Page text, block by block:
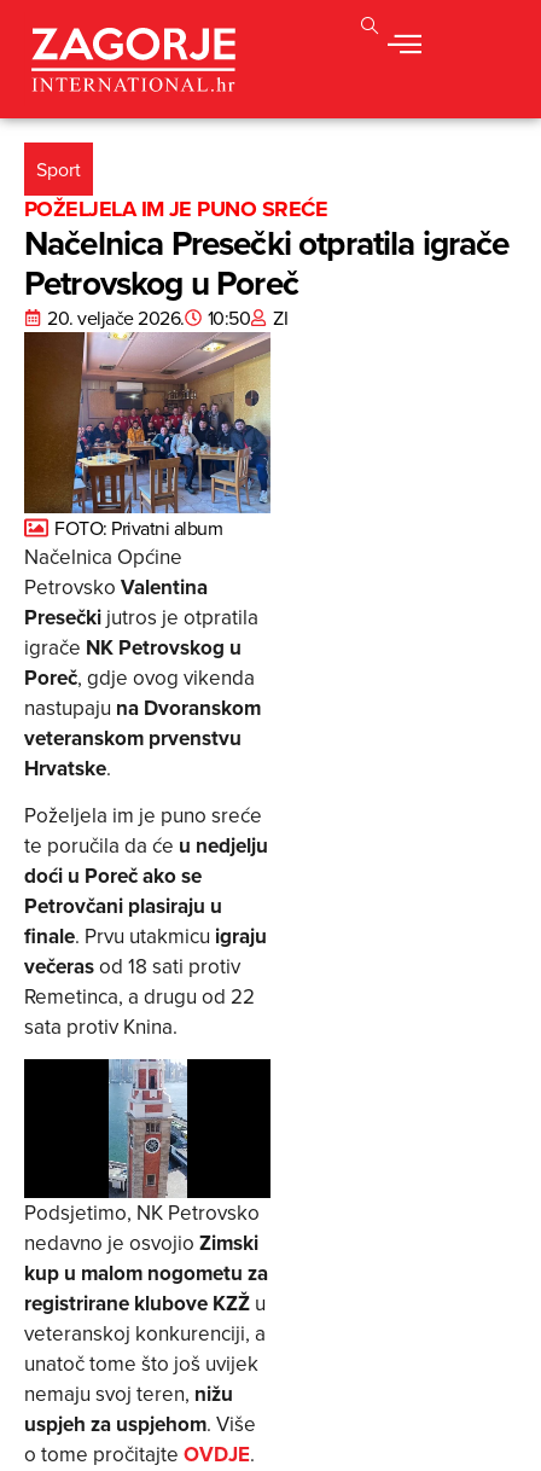
Sport
POŽELJELA IM JE PUNO SREĆE
Načelnica Presečki otpratila igrače
Petrovskog u Poreč
20. veljače 2026. 10:50 ZI
FOTO: Privatni album
Načelnica Općine
Petrovsko Valentina
Presečki jutros je otpratila
igrače NK Petrovskog u
Poreč, gdje ovog vikenda
nastupaju na Dvoranskom
veteranskom prvenstvu
Hrvatske.
Poželjela im je puno sreće
te poručila da će u nedjelju
doći u Poreč ako se
Petrovčani plasiraju u
finale. Prvu utakmicu igraju
večerasod 18 sati protiv
Remetinca, a drugu od 22
sata protiv Knina.
Podsjetimo, NK Petrovsko
nedavno je osvojio Zimski
kup u malom nogometu za
registrirane klubove KZŽ u
veteranskoj konkurenciji, a
unatoč tome što još uvijek
nemaju svoj teren, nižu
uspjeh za uspjehom. Više
o tome pročitajte OVDJE.